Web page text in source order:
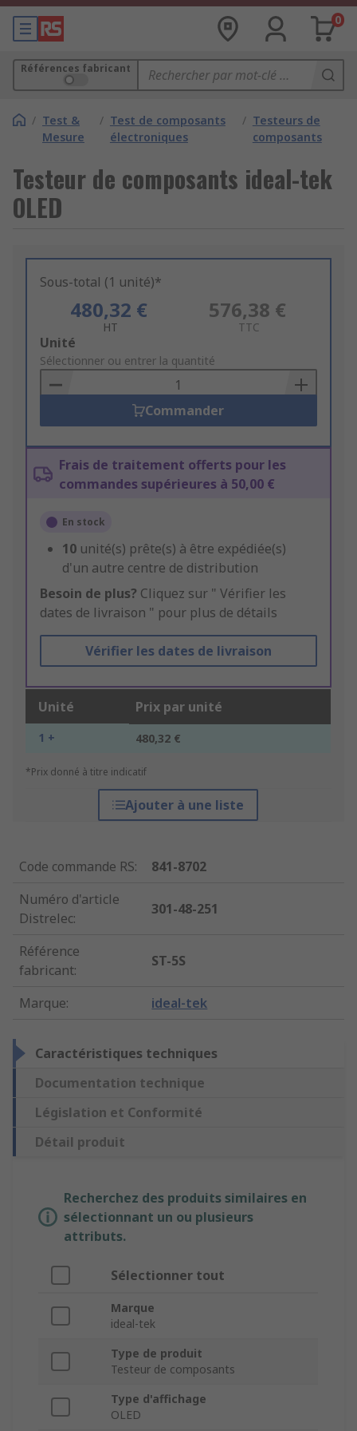
0
Références fabricant
/ Test &
Mesure
/ Test de composants
électroniques
/ Testeurs de
composants
Testeur de composants ideal-tek
OLED
Sous-total (1 unité)*
480,32 €
HT
576,38 €
TTC
Add
to
Basket
Unité
Sélectionner ou entrer la quantité
Commander
Frais de traitement offerts pour les
commandes supérieures à 50,00 €
En stock
10 unité(s) prête(s) à être expédiée(s)
d'un autre centre de distribution
Besoin de plus? Cliquez sur " Vérifier les
dates de livraison " pour plus de détails
Vérifier les dates de livraison
Unité Prix par unité
1 + 480,32 €
*Prix donné à titre indicatif
Ajouter à une liste
Code commande RS:
841-8702
Numéro d'article
Distrelec:
301-48-251
Référence
fabricant:
ST-5S
Marque: ideal-tek
Caractéristiques techniques
Documentation technique
Législation et Conformité
Détail produit
Recherchez des produits similaires en
sélectionnant un ou plusieurs
attributs.
Sélectionner tout
Marque
ideal-tek
Type de produit
Testeur de composants
Type d'affichage
OLED